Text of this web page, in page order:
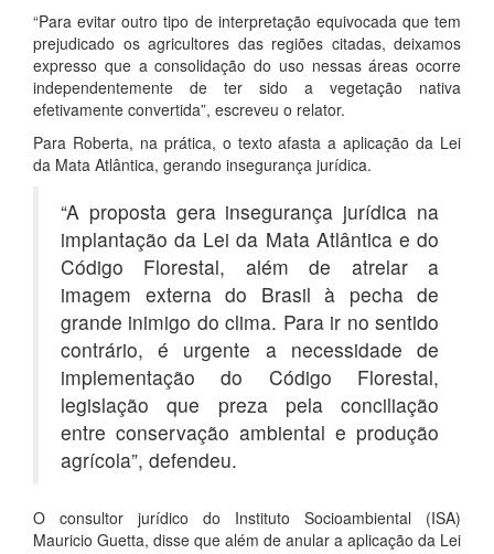
“Para evitar outro tipo de interpretação equivocada que tem
prejudicado os agricultores das regiões citadas, deixamos
expresso que a consolidação do uso nessas áreas ocorre
independentemente de ter sido a vegetação nativa
efetivamente convertida”, escreveu o relator.
Para Roberta, na prática, o texto afasta a aplicação da Lei
da Mata Atlântica, gerando insegurança jurídica.
“A proposta gera insegurança jurídica na
implantação da Lei da Mata Atlântica e do
Código Florestal, além de atrelar a
imagem externa do Brasil à pecha de
grande inimigo do clima. Para ir no sentido
contrário, é urgente a necessidade de
implementação do Código Florestal,
legislação que preza pela conciliação
entre conservação ambiental e produção
agrícola”, defendeu.
O consultor jurídico do Instituto Socioambiental (ISA)
Mauricio Guetta, disse que além de anular a aplicação da Lei